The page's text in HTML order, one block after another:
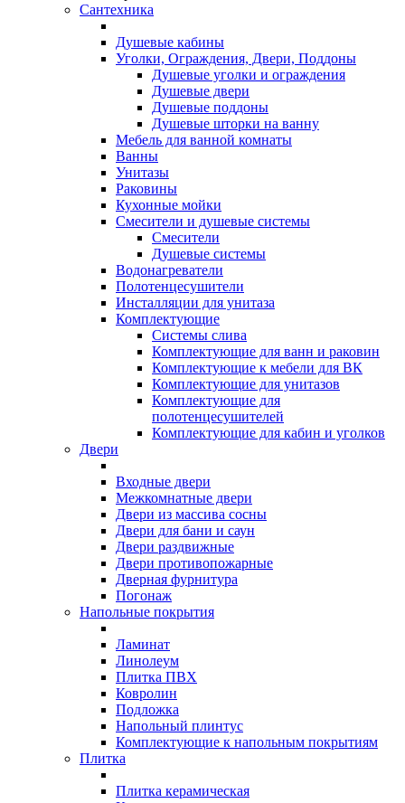
Сантехника
Душевые кабины
Уголки, Ограждения, Двери, Поддоны
Душевые уголки и ограждения
Душевые двери
Душевые поддоны
Душевые шторки на ванну
Мебель для ванной комнаты
Ванны
Унитазы
Раковины
Кухонные мойки
Смесители и душевые системы
Смесители
Душевые системы
Водонагреватели
Полотенцесушители
Инсталляции для унитаза
Комплектующие
Системы слива
Комплектующие для ванн и раковин
Комплектующие к мебели для ВК
Комплектующие для унитазов
Комплектующие для
полотенцесушителей
Комплектующие для кабин и уголков
Двери
Входные двери
Межкомнатные двери
Двери из массива сосны
Двери для бани и саун
Двери раздвижные
Двери противопожарные
Дверная фурнитура
Погонаж
Напольные покрытия
Ламинат
Линолеум
Плитка ПВХ
Ковролин
Подложка
Напольный плинтус
Комплектующие к напольным покрытиям
Плитка
Плитка керамическая